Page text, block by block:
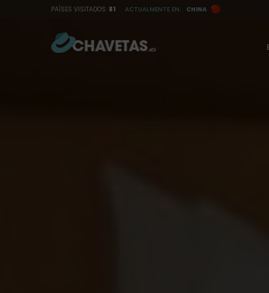
PAÍSES VISITADOS: 81 ACTUALMENTE EN: CHINA